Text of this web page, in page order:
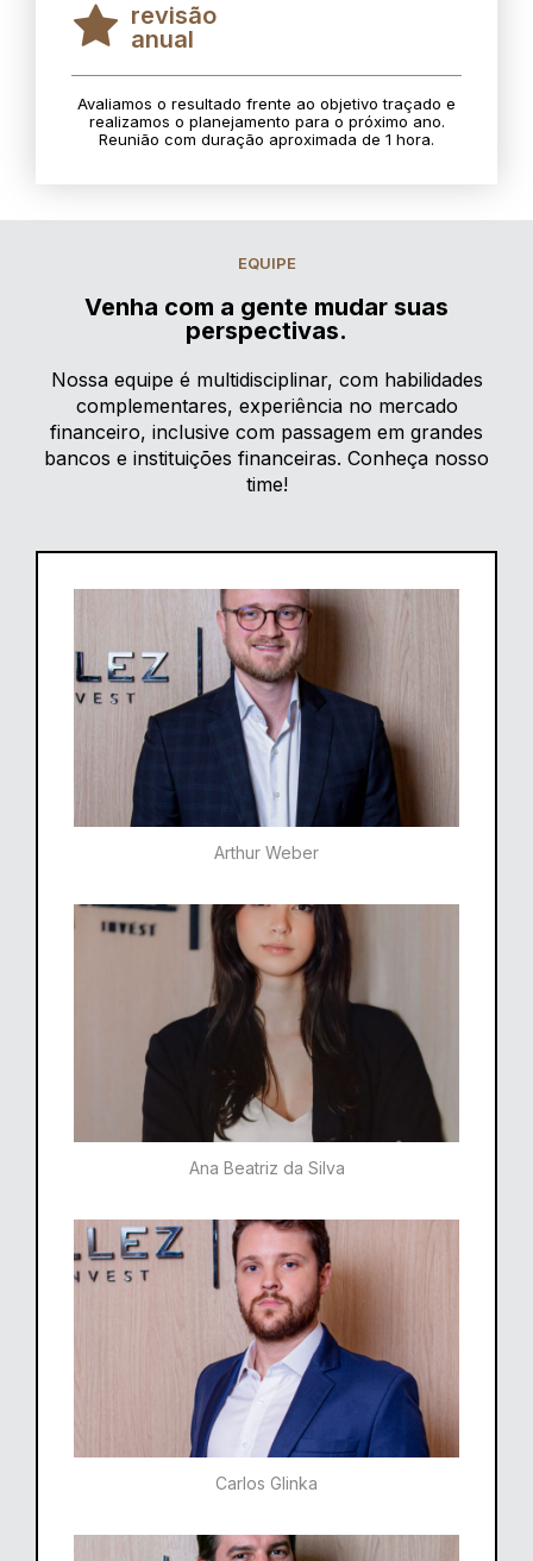
revisão
anual
Avaliamos o resultado frente ao objetivo traçado e
realizamos o planejamento para o próximo ano.
Reunião com duração aproximada de 1 hora.
EQUIPE
Venha com a gente mudar suas
perspectivas.
Nossa equipe é multidisciplinar, com habilidades
complementares, experiência no mercado
financeiro, inclusive com passagem em grandes
bancos e instituições financeiras. Conheça nosso
time!
Arthur Weber
Ana Beatriz da Silva
Carlos Glinka